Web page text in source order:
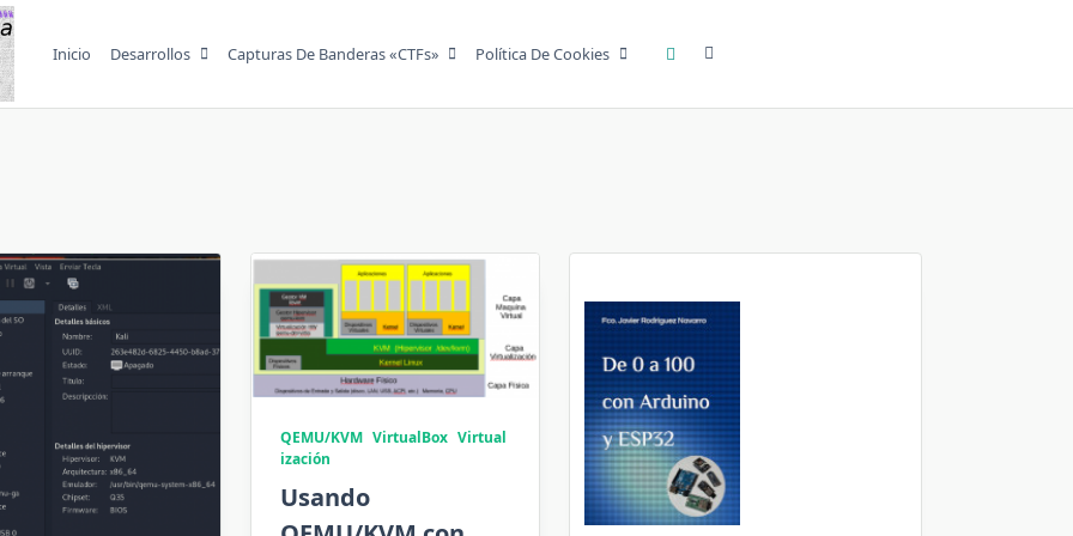
Inicio Desarrollos Capturas De Banderas «CTFs» Política De Cookies
QEMU/KVM VirtualBox Virtual
ización
Usando